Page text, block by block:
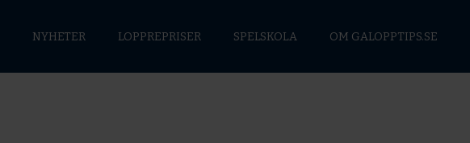
NYHETER LOPPREPRISER SPELSKOLA OM GALOPPTIPS.SE